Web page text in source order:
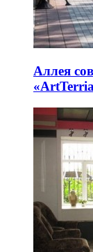
Аллея